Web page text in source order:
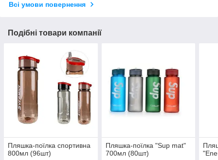
Всі умови повернення
Подібні товари компанії
Пляшка-поїлка спортивна
800мл (96шт)
Пляшка-поїлка "Sup mat"
700мл (80шт)